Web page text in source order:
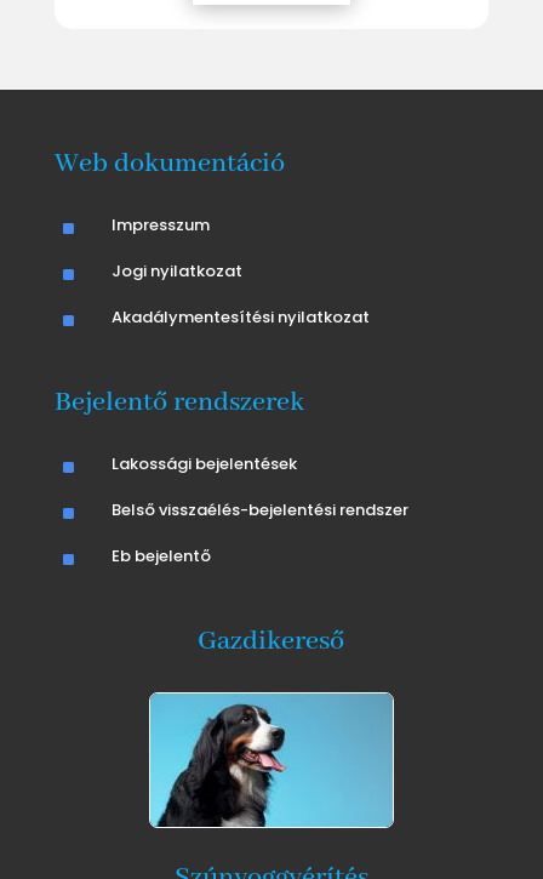
Web dokumentáció
^ Impresszum
^ Jogi nyilatkozat
^ Akadálymentesítési nyilatkozat
Bejelentő rendszerek
^ Lakossági bejelentések
^ Belső visszaélés-bejelentési rendszer
^ Eb bejelentő
Gazdikereső